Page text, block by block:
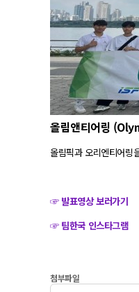
올림앤티어링
올림픽과 오리엔티어
☞ 발표영상 보러가기
☞ 팀한국 인스타그램
첨부파일